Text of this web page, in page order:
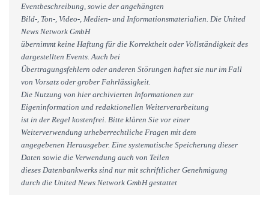
Eventbeschreibung, sowie der angehängten
Bild-, Ton-, Video-, Medien- und Informationsmaterialien. Die United
News Network GmbH
übernimmt keine Haftung für die Korrektheit oder Vollständigkeit des
dargestellten Events. Auch bei
Übertragungsfehlern oder anderen Störungen haftet sie nur im Fall
von Vorsatz oder grober Fahrlässigkeit.
Die Nutzung von hier archivierten Informationen zur
Eigeninformation und redaktionellen Weiterverarbeitung
ist in der Regel kostenfrei. Bitte klären Sie vor einer
Weiterverwendung urheberrechtliche Fragen mit dem
angegebenen Herausgeber. Eine systematische Speicherung dieser
Daten sowie die Verwendung auch von Teilen
dieses Datenbankwerks sind nur mit schriftlicher Genehmigung
durch die United News Network GmbH gestattet